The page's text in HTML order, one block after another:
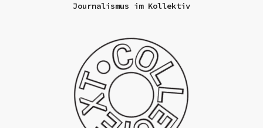
Journalismus im Kollektiv